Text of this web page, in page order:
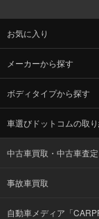
お気に入り
メーカーから探す
ボディタイプから探す
車選びドットコムの取
中古車買取・中古車査定
事故車買取
自動車メディア「